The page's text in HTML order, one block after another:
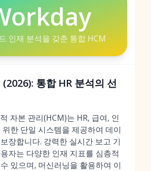
인재 분석을 갖춘 통합 HCM
통합 HR 분석의 선
자본 관리(HCM)는 HR, 급여, 인
한 단일 시스템을 제공하여 데이
장합니다. 강력한 실시간 보고 기
자는 다양한 인재 지표를 심층적
있으며, 머신러닝을 활용하여 이